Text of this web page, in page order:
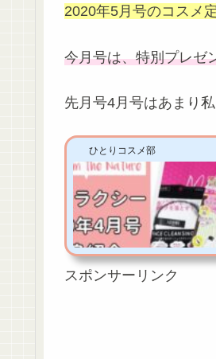
2020年5月号のコスメ
今月号は、特別プレゼ
先月号4月号はあまり
ひとりコスメ部
スポンサーリンク